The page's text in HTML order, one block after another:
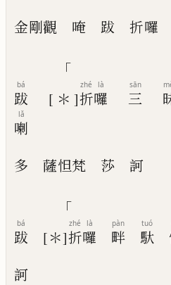
金剛觀 唵 跋 折囉
「
跋
bá
[＊]折
zhé
囉
là
三
sān
喇
lǎ
多 薩怛梵 莎 訶
「
跋
bá
[＊]折
zhé
囉
là
畔
pàn
馱
tuó
訶